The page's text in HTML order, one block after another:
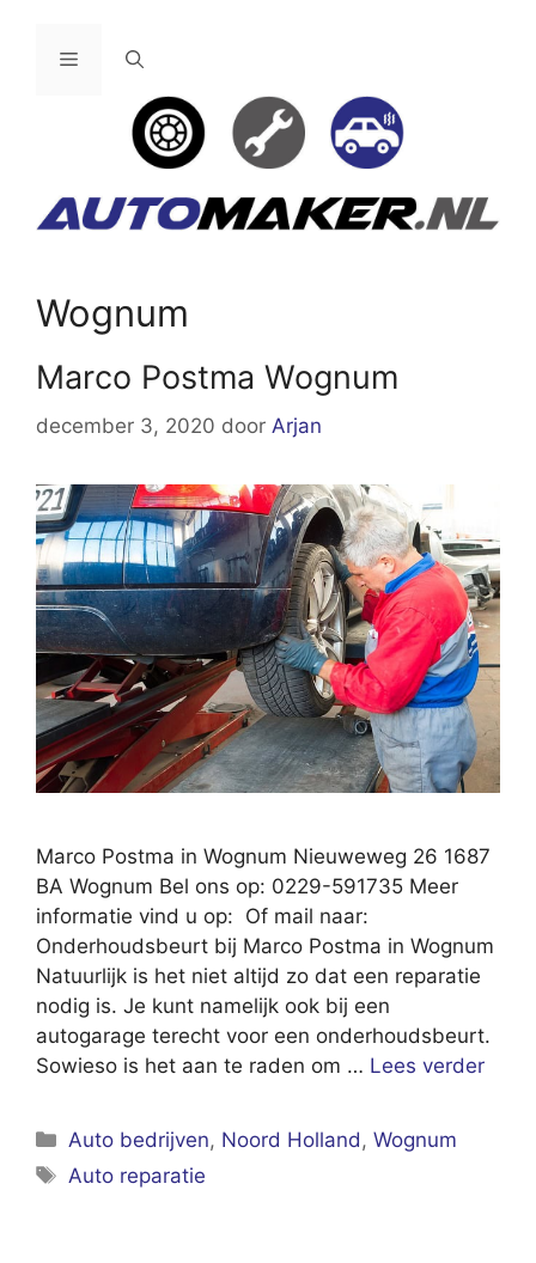
Menu
Wognum
Marco Postma Wognum
december 3, 2020 door Arjan
Marco Postma in Wognum Nieuweweg 26 1687
BA Wognum Bel ons op: 0229-591735 Meer
informatie vind u op: Of mail naar:
Onderhoudsbeurt bij Marco Postma in Wognum
Natuurlijk is het niet altijd zo dat een reparatie
nodig is. Je kunt namelijk ook bij een
autogarage terecht voor een onderhoudsbeurt.
Sowieso is het aan te raden om … Lees verder
Categorieën
Auto bedrijven, Noord Holland,Wognum
Tags
Auto reparatie